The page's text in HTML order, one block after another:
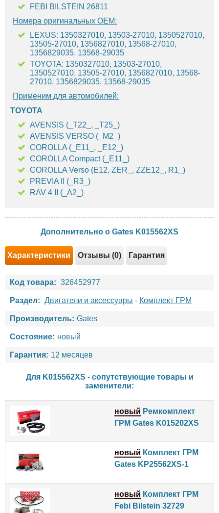
FEBI BILSTEIN 26811
Номера оригинальных OEM:
LEXUS: 1350327010, 13503-27010, 1350527010,
13505-27010, 1356827010, 13568-27010,
1356829035, 13568-29035
TOYOTA: 1350327010, 13503-27010,
1350527010, 13505-27010, 1356827010, 13568-
27010, 1356829035, 13568-29035
Применим для автомобилей:
TOYOTA
AVENSIS (_T22_, _T25_)
AVENSIS VERSO (_M2_)
COROLLA (_E11_, _E12_)
COROLLA Compact (_E11_)
COROLLA Verso (E12, ZER_, ZZE12_, R1_)
PREVIA II (_R3_)
RAV 4 II (_A2_)
Дополнительно о Gates K015562XS
Характеристики Отзывы (0) Гарантия
Код товара: 326452977
Раздел: Двигатели и аксессуары - Комплект ГРМ
Производитель: Gates
Состояние: новый
Гарантия: 12 месяцев
Для K015562XS - сопутствующие товары и
заменители:
новый Ремкомплект
ГРМ Gates K015202XS
новый Комплект ГРМ
Gates KP25562XS-1
новый Комплект ГРМ
Febi Bilstein 32729